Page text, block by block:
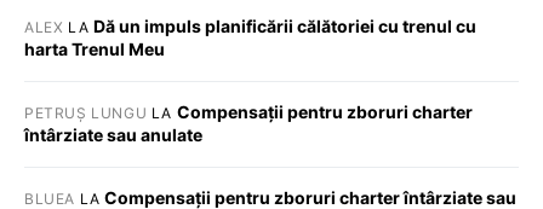
ALEX LA Dă un impuls planificării călătoriei cu trenul cu
harta Trenul Meu
PETRUȘ LUNGU LA Compensații pentru zboruri charter
întârziate sau anulate
BLUEA LACompensații pentru zboruri charter întârziate sau